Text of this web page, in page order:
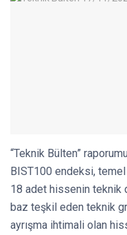
“Teknik Bülten”
BIST100 endeksi,
18 adet hissenin
baz teşkil eden teknik
ayrışma ihtimali olan